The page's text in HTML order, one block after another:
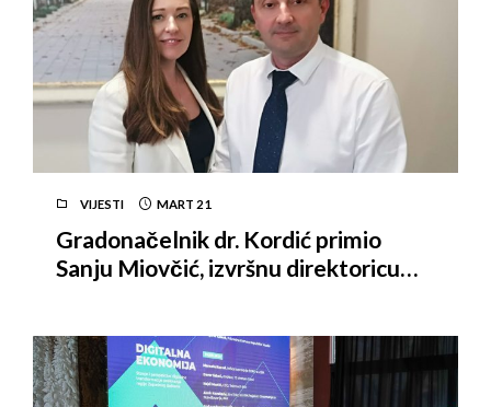
VIJESTI MART 21
Gradonačelnik dr. Kordić primio
Sanju Miovčić, izvršnu direktoricu